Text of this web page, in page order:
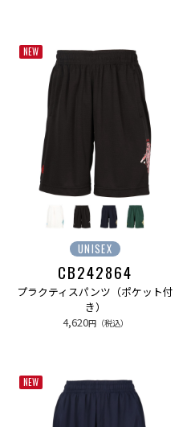
NEW
UNISEX
CB242864
プラクティスパンツ（ポケット付
き）
4,620円（税込）
NEW